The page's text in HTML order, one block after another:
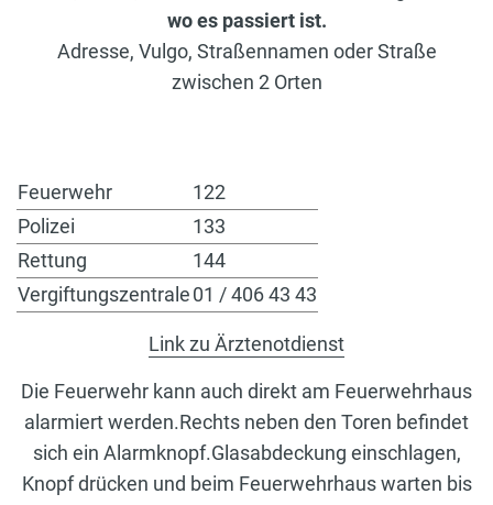
wo es passiert ist.
Adresse, Vulgo, Straßennamen oder Straße
zwischen 2 Orten
Feuerwehr
122
Polizei
133
Rettung
144
Vergiftungszentrale01 / 406 43 43
Link zu Ärztenotdienst
Die Feuerwehr kann auch direkt am Feuerwehrhaus
alarmiert werden.Rechts neben den Toren befindet
sich ein Alarmknopf.Glasabdeckung einschlagen,
Knopf drücken und beim Feuerwehrhaus warten bis